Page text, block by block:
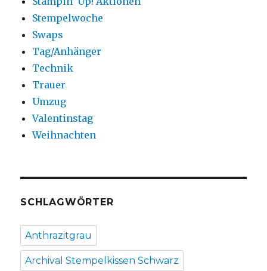
Stempelwoche
Swaps
Tag/Anhänger
Technik
Trauer
Umzug
Valentinstag
Weihnachten
SCHLAGWÖRTER
Anthrazitgrau
Archival Stempelkissen Schwarz